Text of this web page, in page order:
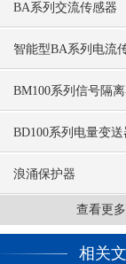
BA系列交流传感器
智能型BA系列电流
BM100系列信号隔
BD100系列电量变送
浪涌保护器
查看更
相关